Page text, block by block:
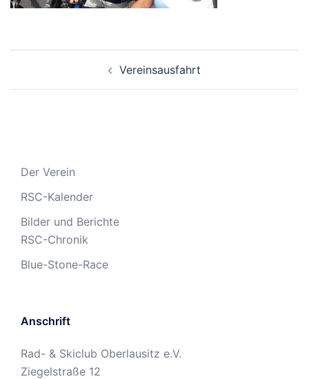
Vereinsausfahrt
Der Verein
RSC-Kalender
Bilder und Berichte
RSC-Chronik
Blue-Stone-Race
Anschrift
Rad- & Skiclub Oberlausitz e.V.
Ziegelstraße 12